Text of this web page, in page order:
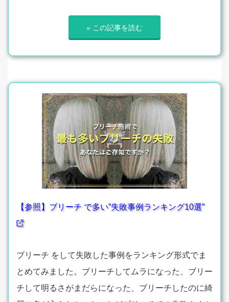
» この記事を読む
【参照】ブリーチ で多い”失敗事例ランキング10選”
ブリーチ をして失敗した事例をランキング形式でま
とめてみました。ブリーチしてムラになった、ブリー
チして明るさがまだらになった、ブリーチしたのに綺